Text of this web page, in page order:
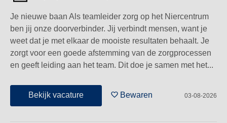
Je nieuwe baan Als teamleider zorg op het Niercentrum
ben jij onze doorverbinder. Jij verbindt mensen, want je
weet dat je met elkaar de mooiste resultaten behaalt. Je
zorgt voor een goede afstemming van de zorgprocessen
en geeft leiding aan het team. Dit doe je samen met het...
Bekijk vacature Bewaren 03-08-2026